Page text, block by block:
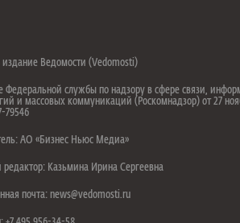
издание Ведомости (Vedomosti)
Федеральной службы по надзору в сфере связи,
и массовых коммуникаций (Роскомнадзор) от 27
79546
АО «Бизнес Ньюс Медиа»
редактор: Казьмина Ирина Сергеевна
почта: news@vedomosti.ru